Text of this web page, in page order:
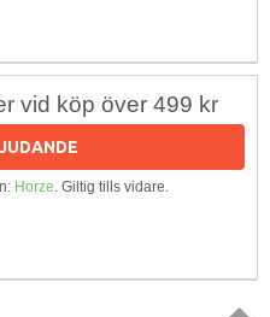
vid köp över 499 kr
Horze. Giltig tills vidare.